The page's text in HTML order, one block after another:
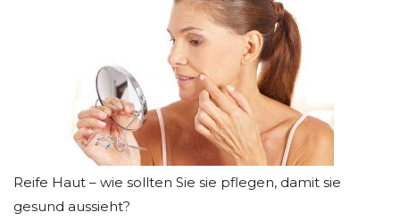
Reife Haut – wie sollten Sie sie pflegen, damit sie
gesund aussieht?